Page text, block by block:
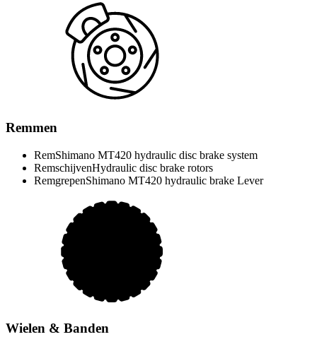
Remmen
RemShimano MT420 hydraulic disc brake system
RemschijvenHydraulic disc brake rotors
RemgrepenShimano MT420 hydraulic brake Lever
Wielen & Banden